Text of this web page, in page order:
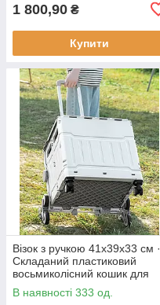
1 800,90 ₴
Купити
Візок з ручкою 41х39х33 см ·
Складаний пластиковий
восьмиколісний кошик для
продуктів
В наявності 333 од.